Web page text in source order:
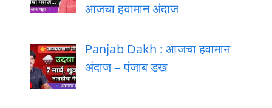
आजचा हवामान अंदाज
Panjab Dakh : आजचा हवामान
अंदाज – पंजाब डख